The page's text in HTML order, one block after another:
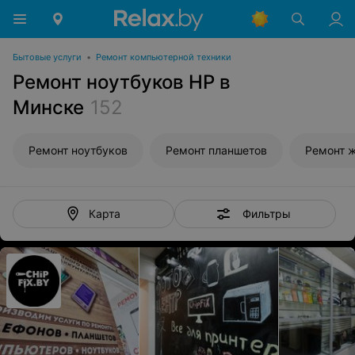
Бытовые услуги • Ремонт компьютерной техники
Ремонт ноутбуков HP в
Минске 152
Ремонт ноутбуков Ремонт планшетов Ремонт
Карта Фильтры